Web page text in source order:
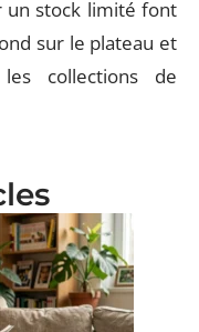
un stock limité font
sur le plateau et
collections de